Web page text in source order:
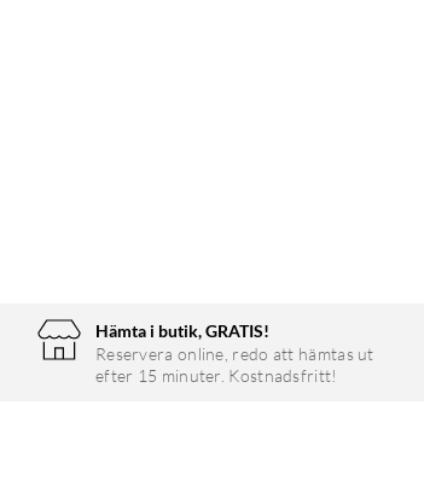
Hämta i butik, GRATIS!
Reservera online, redo att hämtas ut
efter 15 minuter. Kostnadsfritt!